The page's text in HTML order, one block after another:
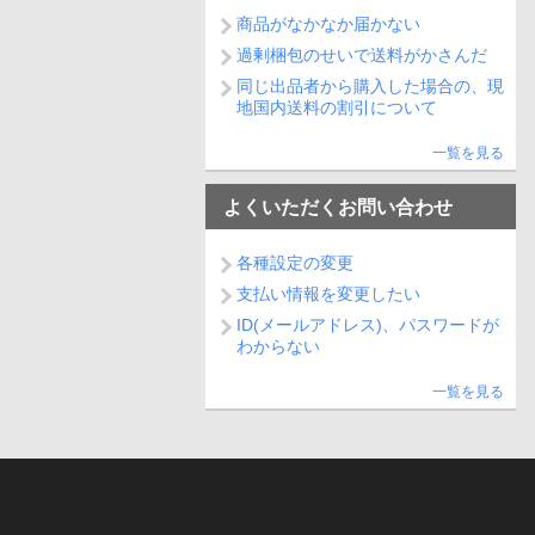
商品がなかなか届かない
過剰梱包のせいで送料がかさんだ
同じ出品者から購入した場合の、現
地国内送料の割引について
一覧を見る
よくいただくお問い合わせ
各種設定の変更
支払い情報を変更したい
ID(メールアドレス)、パスワードが
わからない
一覧を見る